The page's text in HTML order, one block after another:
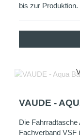
bis zur Produktion.
VAUDE -
Die
Fachverband VSF